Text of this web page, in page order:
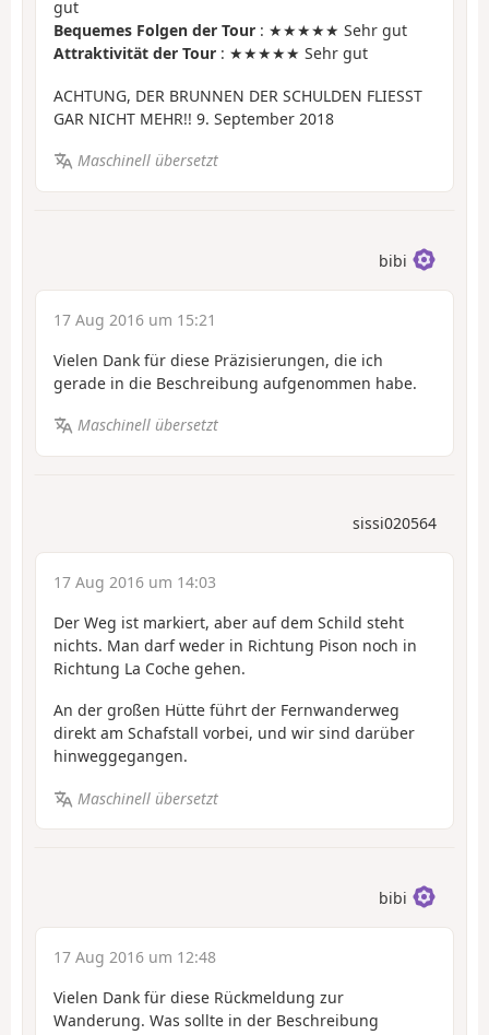
gut
Bequemes Folgen der Tour : ★★★★★ Sehr gut
Attraktivität der Tour : ★★★★★ Sehr gut
ACHTUNG, DER BRUNNEN DER SCHULDEN FLIESST
GAR NICHT MEHR!! 9. September 2018
Maschinell übersetzt
bibi
17 Aug 2016 um 15:21
Vielen Dank für diese Präzisierungen, die ich
gerade in die Beschreibung aufgenommen habe.
Maschinell übersetzt
sissi020564
17 Aug 2016 um 14:03
Der Weg ist markiert, aber auf dem Schild steht
nichts. Man darf weder in Richtung Pison noch in
Richtung La Coche gehen.
An der großen Hütte führt der Fernwanderweg
direkt am Schafstall vorbei, und wir sind darüber
hinweggegangen.
Maschinell übersetzt
bibi
17 Aug 2016 um 12:48
Vielen Dank für diese Rückmeldung zur
Wanderung. Was sollte in der Beschreibung